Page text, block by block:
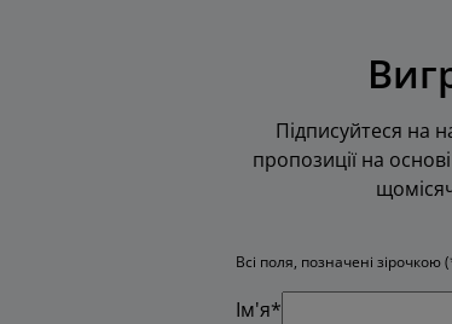
Підписуйтеся на
пропозиції на
Всі поля, позначені
Iм'я*